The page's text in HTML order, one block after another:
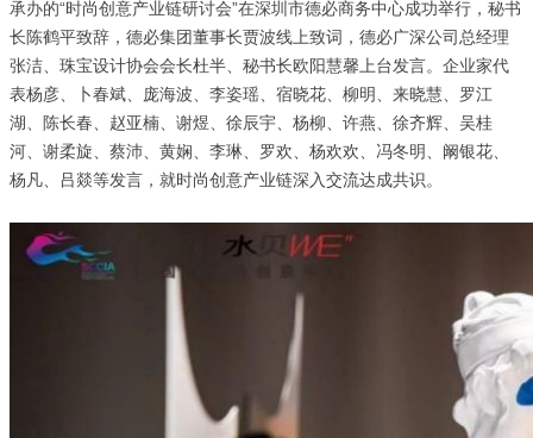
承办的“时尚创意产业链研讨会”在深圳市德必商务中心成功举行，秘书
长陈鹤平致辞，德必集团董事长贾波线上致词，德必广深公司总经理
张洁、珠宝设计协会会长杜半、秘书长欧阳慧馨上台发言。企业家代
表杨彦、卜春斌、庞海波、李姿瑶、宿晓花、柳明、来晓慧、罗江
湖、陈长春、赵亚楠、谢煜、徐辰宇、杨柳、许燕、徐齐辉、吴桂
河、谢柔旋、蔡沛、黄娴、李琳、罗欢、杨欢欢、冯冬明、阚银花、
杨凡、吕燚等发言，就时尚创意产业链深入交流达成共识。